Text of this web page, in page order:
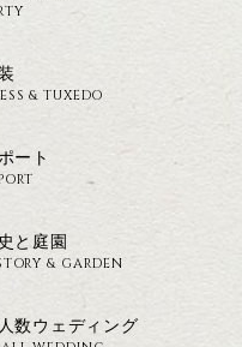
& TUXEDO
ート
と庭園
& GARDEN
数ウェディング